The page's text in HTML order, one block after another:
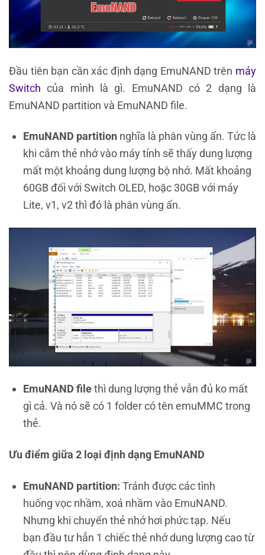
Đầu tiên bạn cần xác định dạng EmuNAND trên máy
Switch của mình là gì. EmuNAND có 2 dạng là
EmuNAND partition và EmuNAND file.
EmuNAND partitionnghĩa là phân vùng ẩn. Tức là
khi cắm thẻ nhớ vào máy tính sẽ thấy dung lượng
mất một khoảng dung lượng bộ nhớ. Mất khoảng
60GB đối với Switch OLED, hoặc 30GB với máy
Lite, v1, v2 thì đó là phân vùng ẩn.
EmuNAND filethì dung lượng thẻ vẫn đủ ko mất
gì cả. Và nó sẽ có 1 folder có tên emuMMC trong
thẻ.
Ưu điểm giữa 2 loại định dạng EmuNAND
EmuNAND partition: Tránh được các tình
huống vọc nhầm, xoá nhầm vào EmuNAND.
Nhưng khi chuyển thẻ nhớ hơi phức tạp. Nếu
bạn đầu tư hẳn 1 chiếc thẻ nhớ dung lượng cao từ